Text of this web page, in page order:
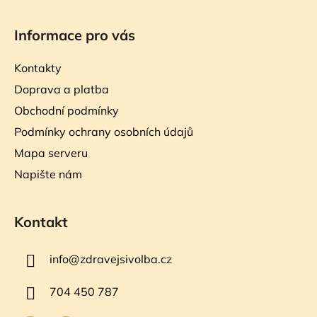
Informace pro vás
Kontakty
Doprava a platba
Obchodní podmínky
Podmínky ochrany osobních údajů
Mapa serveru
Napište nám
Kontakt
info@zdravejsivolba.cz
704 450 787